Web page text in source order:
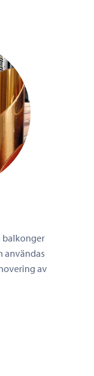
balkonger
användas
av